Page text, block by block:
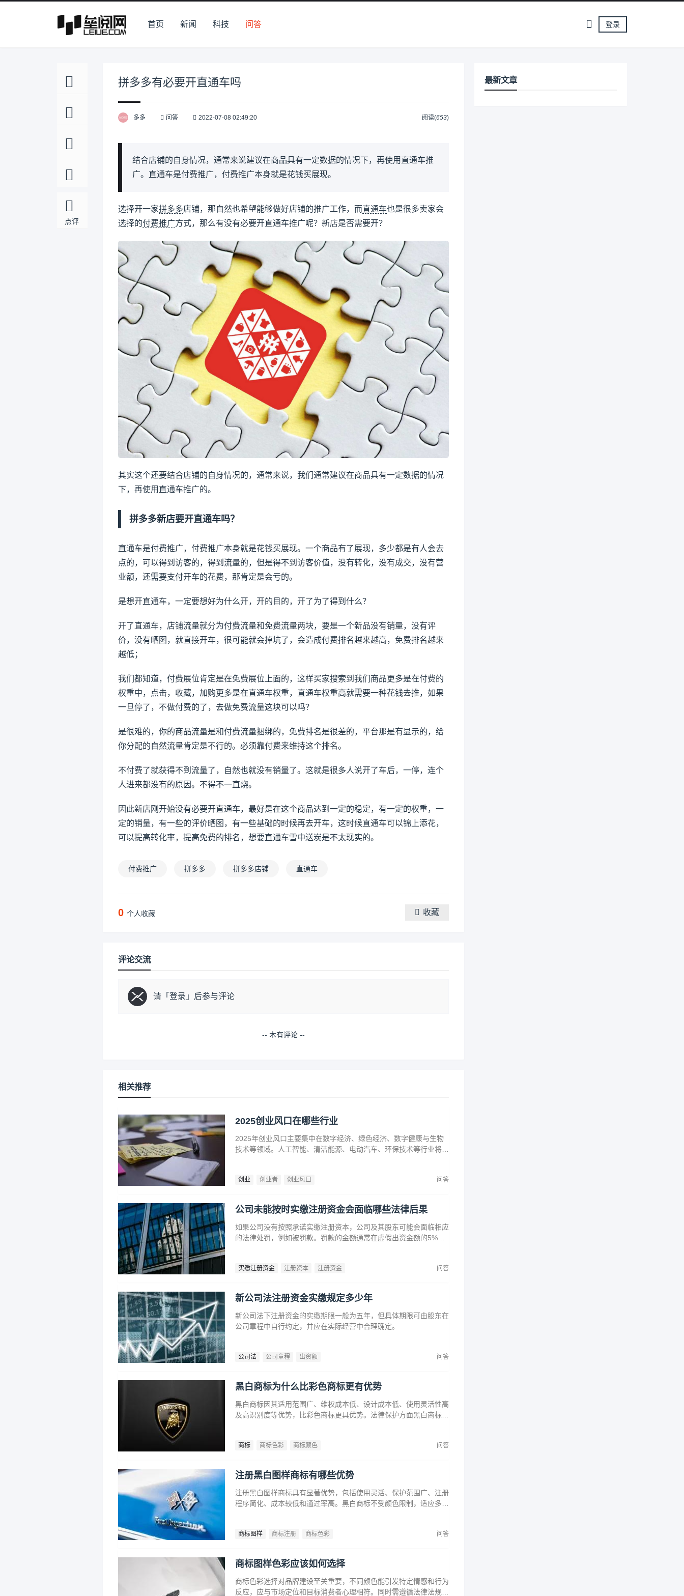
首页 新闻 科技 问答 登录
点评
拼多多有必要开直通车吗
多多 问答 2022-07-08 02:49:20 阅读(653)
结合店铺的自身情况，通常来说建议在商品具有一定数据的情况下，再使用直通车推
广。直通车是付费推广，付费推广本身就是花钱买展现。
选择开一家拼多多店铺，那自然也希望能够做好店铺的推广工作，而直通车也是很多卖家会
选择的付费推广方式，那么有没有必要开直通车推广呢？新店是否需要开？
其实这个还要结合店铺的自身情况的，通常来说，我们通常建议在商品具有一定数据的情况
下，再使用直通车推广的。
拼多多新店要开直通车吗？
直通车是付费推广，付费推广本身就是花钱买展现。一个商品有了展现，多少都是有人会去
点的，可以得到访客的，得到流量的，但是得不到访客价值，没有转化，没有成交，没有营
业额，还需要支付开车的花费，那肯定是会亏的。
是想开直通车，一定要想好为什么开，开的目的，开了为了得到什么？
开了直通车，店铺流量就分为付费流量和免费流量两块，要是一个新品没有销量，没有评
价，没有晒图，就直接开车，很可能就会掉坑了，会造成付费排名越来越高，免费排名越来
越低；
我们都知道，付费展位肯定是在免费展位上面的，这样买家搜索到我们商品更多是在付费的
权重中，点击，收藏，加购更多是在直通车权重，直通车权重高就需要一种花钱去推，如果
一旦停了，不做付费的了，去做免费流量这块可以吗？
是很难的，你的商品流量是和付费流量捆绑的，免费排名是很差的，平台那是有显示的，给
你分配的自然流量肯定是不行的。必须靠付费来维持这个排名。
不付费了就获得不到流量了，自然也就没有销量了。这就是很多人说开了车后，一停，连个
人进来都没有的原因。不得不一直烧。
因此新店刚开始没有必要开直通车，最好是在这个商品达到一定的稳定，有一定的权重，一
定的销量，有一些的评价晒图，有一些基础的时候再去开车，这时候直通车可以锦上添花，
可以提高转化率，提高免费的排名，想要直通车雪中送炭是不太现实的。
付费推广 拼多多 拼多多店铺 直通车
0 个人收藏 收藏
评论交流
请「 登录 」后参与评论
-- 木有评论 --
相关推荐
2025创业风口在哪些行业
2025年创业风口主要集中在数字经济、绿色经济、数字健康与生物
技术等领域。人工智能、清洁能源、电动汽车、环保技术等行业将迎
住这些前沿趋势，开拓新兴产业，创造商业价值。
创业 创业者 创业风口 问答
公司未能按时实缴注册资金会面临哪些法律后果
如果公司没有按照承诺实缴注册资本，公司及其股东可能会面临相应
的法律处罚，例如被罚款。罚款的金额通常在虚假出资金额的5%到
实缴注册资金 注册资本 注册资金 问答
新公司法注册资金实缴规定多少年
新公司法下注册资金的实缴期限一般为五年，但具体期限可由股东在
公司章程中自行约定，并应在实际经营中合理确定。
公司法 公司章程 出资额 问答
黑白商标为什么比彩色商标更有优势
黑白商标因其适用范围广、维权成本低、设计成本低、使用灵活性高
及高识别度等优势，比彩色商标更具优势。法律保护方面黑白商标更
商标 商标色彩 商标颜色 问答
注册黑白图样商标有哪些优势
注册黑白图样商标具有显著优势，包括使用灵活、保护范围广、注册
程序简化、成本较低和通过率高。黑白商标不受颜色限制，适应多样
商标图样 商标注册 商标色彩 问答
商标图样色彩应该如何选择
商标色彩选择对品牌建设至关重要，不同颜色能引发特定情感和行为
反应，应与市场定位和目标消费者心理相符。同时需遵循法律法规确
最新文章